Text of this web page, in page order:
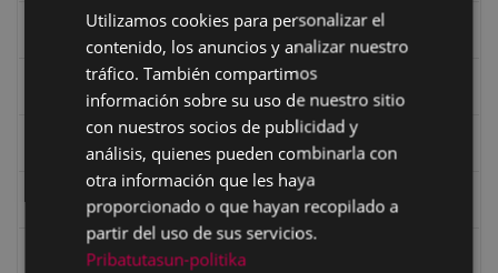
Ciclismo
Dibujos de Julen Zabaleta
Eibar desde el aire
Eibartarren ahotan
BASQUE
SPANISH
Utilizamos cookies para personalizar el
contenido, los anuncios y analizar nuestro
tráfico. También compartimos
información sobre su uso de nuestro sitio
con nuestros socios de publicidad y
análisis, quienes pueden combinarla con
otra información que les haya
proporcionado o que hayan recopilado a
partir del uso de sus servicios.
Pribatutasun-politika